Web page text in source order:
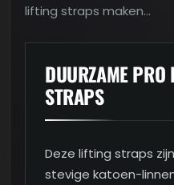
lifting straps maken…
DUURZAME PRO
STRAPS
Deze lifting straps
stevige katoen-